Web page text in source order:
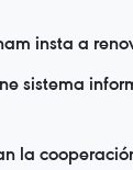
insta a
sistema
la